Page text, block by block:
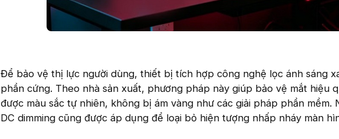
Để bảo vệ thị lực người dùng, thiết bị tích hợp công nghệ lọc ánh sáng
phần cứng. Theo nhà sản xuất, phương pháp này giúp bảo vệ mắt hiệu
được màu sắc tự nhiên, không bị ám vàng như các giải pháp phần mềm.
DC dimming cũng được áp dụng để loại bỏ hiện tượng nhấp nháy màn